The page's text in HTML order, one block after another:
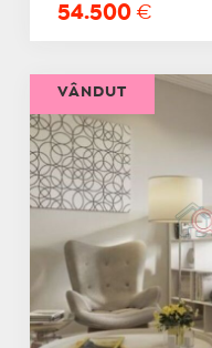
54.500 €
VÂNDUT